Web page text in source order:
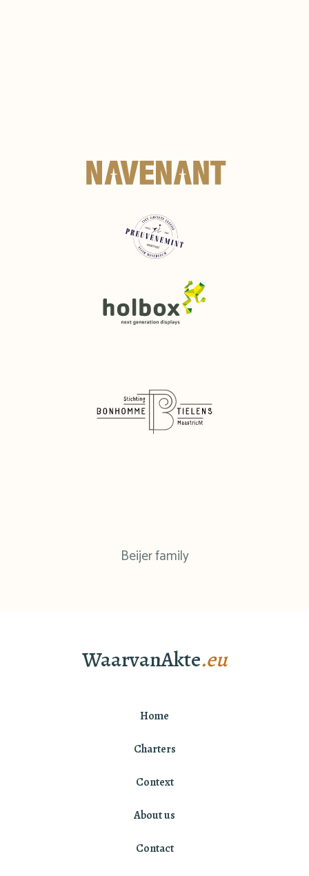
Beijer family
WaarvanAkte.eu
Home
Charters
Context
About us
Contact